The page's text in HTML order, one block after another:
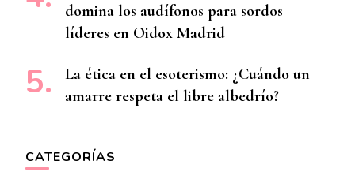
domina los audífonos para sordos
líderes en Oidox Madrid
La ética en el esoterismo: ¿Cuándo un
amarre respeta el libre albedrío?
CATEGORÍAS